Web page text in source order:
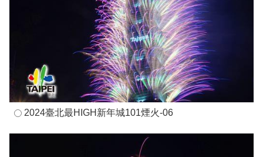
2024臺北最HIGH新年城101煙火-06